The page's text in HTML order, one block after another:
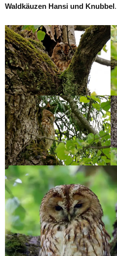
Waldkäuzen Hansi und Knubbel.